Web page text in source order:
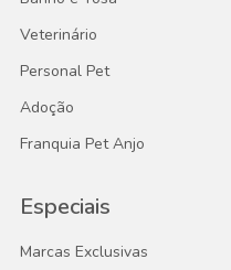
Veterinário
Personal Pet
Adoção
Franquia Pet Anjo
Especiais
Marcas Exclusivas